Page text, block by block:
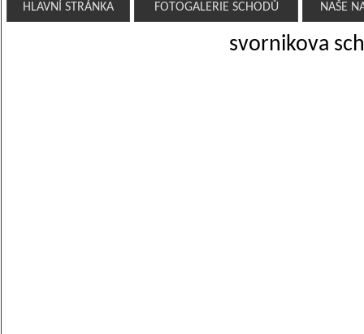
HLAVNÍ STRÁNKA FOTOGALERIE SCHODŮ NAŠE
svornikova